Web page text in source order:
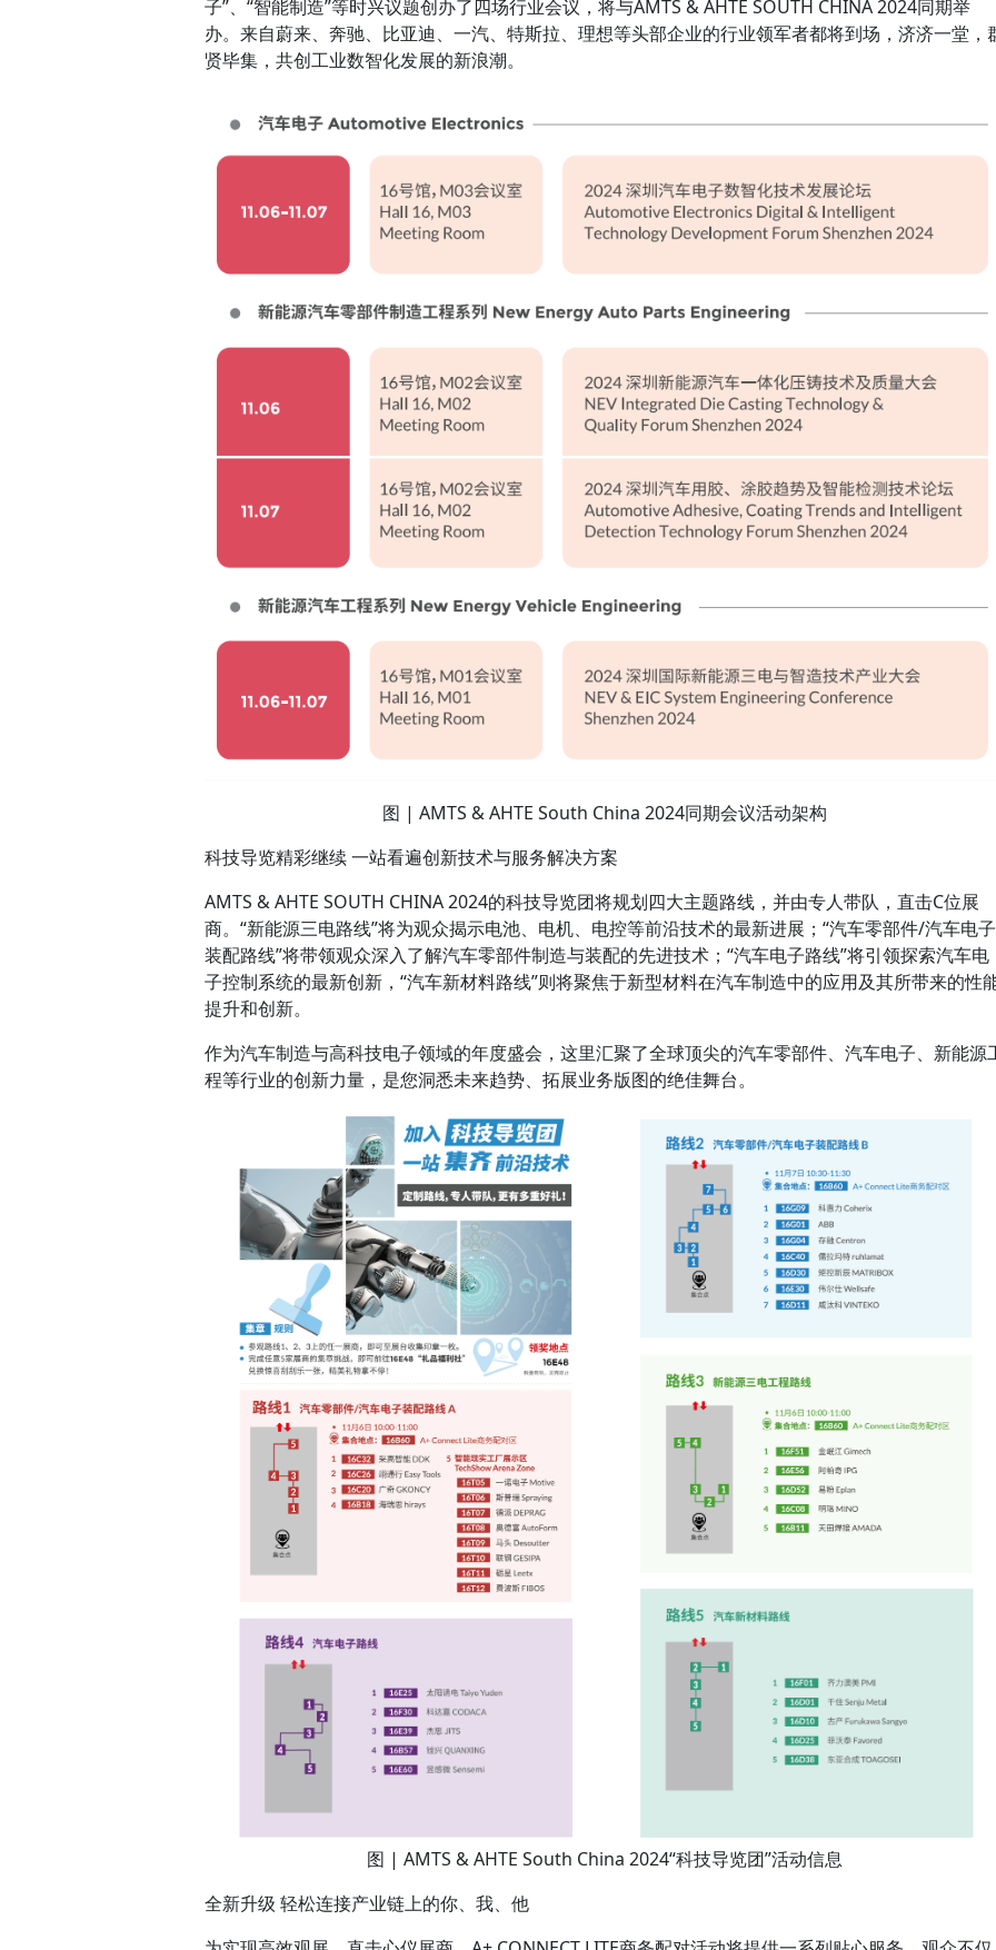
子”、“智能制造”等时兴议题创办了四场行业会议，将与AMTS & AHTE SOUTH CHINA 2024同期举
办。来自蔚来、奔驰、比亚迪、一汽、特斯拉、理想等头部企业的行业领军者都将到场，济济一堂，
贤毕集，共创工业数智化发展的新浪潮。
图 | AMTS & AHTE South China 2024同期会议活动架构
科技导览精彩继续 一站看遍创新技术与服务解决方案
AMTS & AHTE SOUTH CHINA 2024的科技导览团将规划四大主题路线，并由专人带队，直击C位展
商。“新能源三电路线”将为观众揭示电池、电机、电控等前沿技术的最新进展；“汽车零部件/汽车电子
装配路线”将带领观众深入了解汽车零部件制造与装配的先进技术；“汽车电子路线”将引领探索汽车电
子控制系统的最新创新，“汽车新材料路线”则将聚焦于新型材料在汽车制造中的应用及其所带来的性
提升和创新。
作为汽车制造与高科技电子领域的年度盛会，这里汇聚了全球顶尖的汽车零部件、汽车电子、新能源
程等行业的创新力量，是您洞悉未来趋势、拓展业务版图的绝佳舞台。
图 | AMTS & AHTE South China 2024“科技导览团”活动信息
全新升级 轻松连接产业链上的你、我、他